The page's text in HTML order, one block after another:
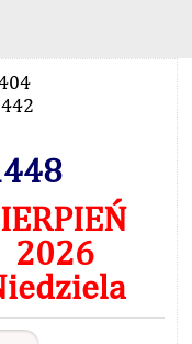
2026